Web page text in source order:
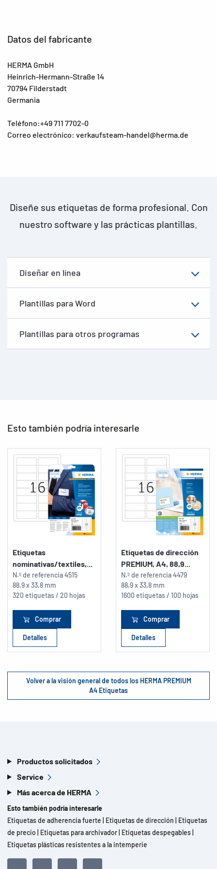
Datos del fabricante
HERMA GmbH
Heinrich-Hermann-Straße 14
70794 Filderstadt
Germania
Teléfono:+49 711 7702-0
Correo electrónico: verkaufsteam-handel@herma.de
Diseñe sus etiquetas de forma profesional. Con
nuestro software y las prácticas plantillas.
Diseñar en línea
Plantillas para Word
Plantillas para otros programas
Esto también podría interesarle
Etiquetas
nominativas/textiles,...
N.º de referencia4515
88,9 x 33,8 mm
320 etiquetas / 20 hojas
Comprar
Detalles
Etiquetas de dirección
PREMIUM, A4, 88,9...
N.º de referencia4479
88,9 x 33,8 mm
1600 etiquetas / 100 hojas
Comprar
Detalles
Volver a la visión general de todos los HERMA PREMIUM
A4 Etiquetas
Productos solicitados
Service
Más acerca de HERMA
Esto también podría interesarle
Etiquetas de adherencia fuerte
Etiquetas de dirección
Etiquetas
de precio
Etiquetas para archivador Etiquetas despegables
Etiquetas plásticas resistentes a la intemperie